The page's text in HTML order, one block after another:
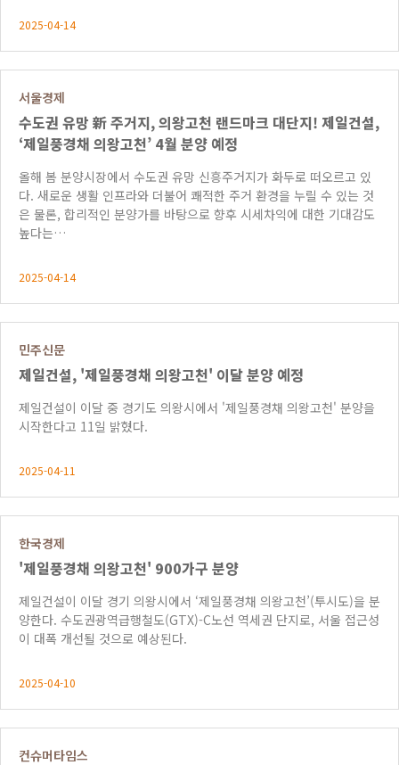
2025-04-14
서울경제
수도권 유망 新 주거지, 의왕고천 랜드마크 대단지! 제일건설,
‘제일풍경채 의왕고천’ 4월 분양 예정
올해 봄 분양시장에서 수도권 유망 신흥주거지가 화두로 떠오르고 있
다. 새로운 생활 인프라와 더불어 쾌적한 주거 환경을 누릴 수 있는 것
은 물론, 합리적인 분양가를 바탕으로 향후 시세차익에 대한 기대감도
높다는…
2025-04-14
민주신문
제일건설, '제일풍경채 의왕고천' 이달 분양 예정
제일건설이 이달 중 경기도 의왕시에서 '제일풍경채 의왕고천' 분양을
시작한다고 11일 밝혔다.
2025-04-11
한국경제
'제일풍경채 의왕고천' 900가구 분양
제일건설이 이달 경기 의왕시에서 ‘제일풍경채 의왕고천’(투시도)을 분
양한다. 수도권광역급행철도(GTX)-C노선 역세권 단지로, 서울 접근성
이 대폭 개선될 것으로 예상된다.
2025-04-10
컨슈머타임스